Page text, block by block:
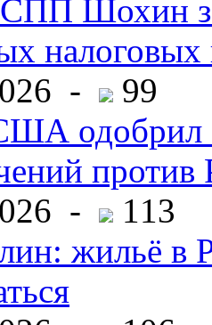
Шохин
налоговых
-
99
одобрил
-
113
жильё в